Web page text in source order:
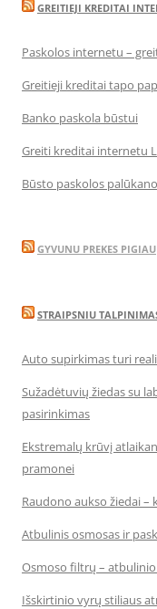
GREITIEJI KREDITAI
Paskolos internetu –
Greitieji kreditai tapo
Banko paskola būstui
Greiti kreditai internetu
Būsto paskolos
GYVUNU PREKES PIGIAU
STRAIPSNIU
Auto supirkimas turi
Sužadėtuvių žiedas su
pasirinkimas
Ekstremalų krūvį
pramonei
Raudono aukso žiedai –
Atbulinis osmosas ir
Osmoso filtrų –
Išskirtinio vyrų stiliaus